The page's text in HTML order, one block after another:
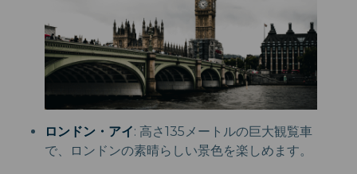
ロンドン・アイ: 高さ135メートルの巨大観覧車
で、ロンドンの素晴らしい景色を楽しめます。